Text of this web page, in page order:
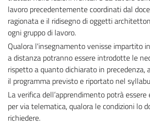
lavoro precedentemente coordinati dal
ragionata e il ridisegno di oggetti
ogni gruppo di lavoro.
Qualora l'insegnamento venisse impartito
a distanza potranno essere introdotte le
rispetto a quanto dichiarato in precedenza,
il programma previsto e riportato nel
La verifica dell’apprendimento potrà
per via telematica, qualora le condizioni lo
richiedere.